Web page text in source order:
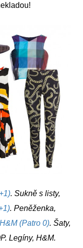
. Sukně s listy,
. Peněženka,
H&M (Patro 0). Šaty,
Legíny, H&M.